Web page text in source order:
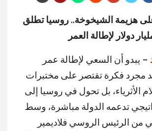
هزيمة الشيخوخة.. روسيا تطلق
– يبدو أن السعي لإطالة عمر
مجرد فكرة تقتصر على مختبرات
الأثرياء، بل تحول في روسيا إلى
تدعمه الدولة مباشرة، وسط
الرئيس الروسي فلاديمير